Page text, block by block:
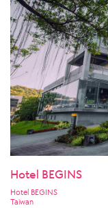
Hotel BEGINS
Hotel BEGINS
Taiwan